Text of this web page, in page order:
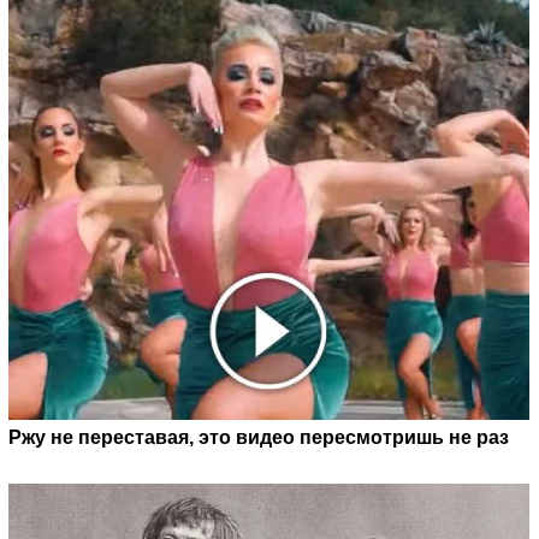
Ржу не переставая, это видео пересмотришь не раз